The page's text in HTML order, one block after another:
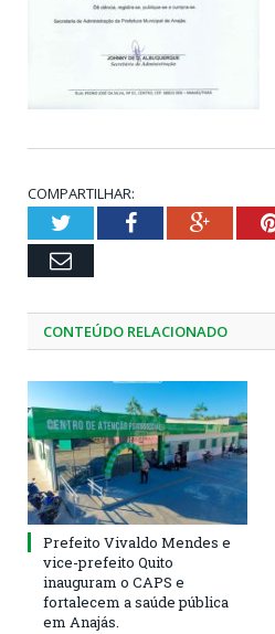
COMPARTILHAR:
TwitterFacebook
Email
CONTEÚDO RELACIONADO
Prefeito Vivaldo Mendes e
vice-prefeito Quito
inauguram o CAPS e
fortalecem a saúde pública
em Anajás.